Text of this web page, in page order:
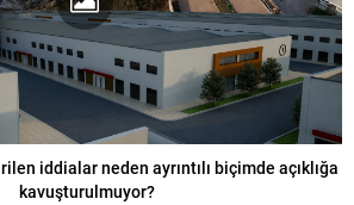
iddialar neden ayrıntılı biçimde açıklığa
kavuşturulmuyor?